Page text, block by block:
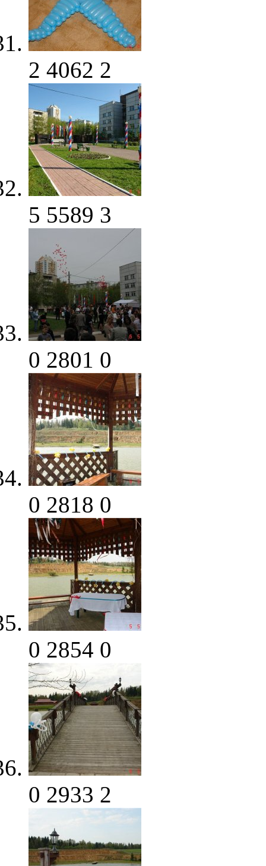
2 4062 2
5 5589 3
0 2801 0
0 2818 0
0 2854 0
0 2933 2